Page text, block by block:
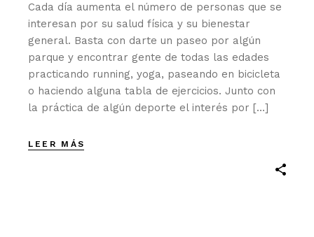
Cada día aumenta el número de personas que se
interesan por su salud física y su bienestar
general. Basta con darte un paseo por algún
parque y encontrar gente de todas las edades
practicando running, yoga, paseando en bicicleta
o haciendo alguna tabla de ejercicios. Junto con
la práctica de algún deporte el interés por […]
LEER MÁS